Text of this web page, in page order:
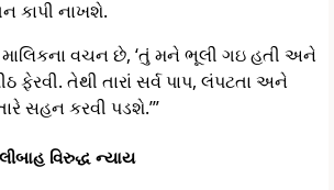
કાપી નાખશે.
માલિકના વચન છે, ‘તું મને ભૂલી ગઇ હતી અને
ફેરવી. તેથી તારાં સર્વ પાપ, લંપટતા અને
સહન કરવી પડશે.’”
વિરુદ્ધ ન્યાય